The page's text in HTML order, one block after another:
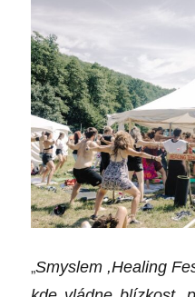
„Smyslem ,Healing